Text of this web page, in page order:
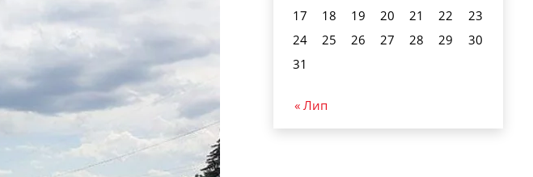
17
18 19 20 21 22
23
24
25 26 27 28 29
30
31
« Лип